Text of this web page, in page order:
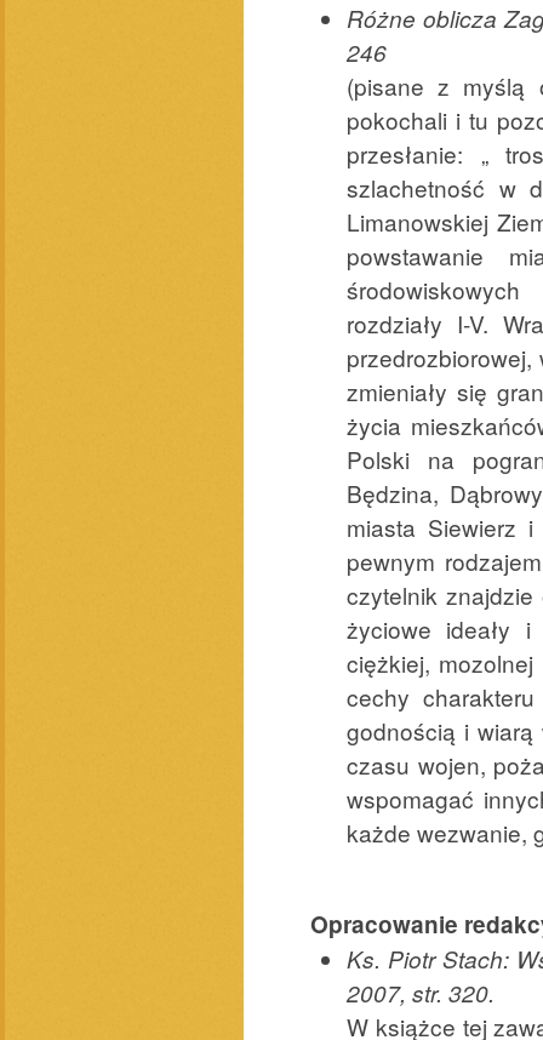
Różne oblicza
246
(pisane z myślą
pokochali i tu
przesłanie: „
szlachetność w
Limanowskiej
powstawanie
rozdziały I-V.
zmieniały się
życia
Polski na
Będzina,
miasta Siewierz
pewnym
czytelnik
życiowe ideały i
ciężkiej,
cechy
godnością i wiarą
czasu wojen,
wspomagać
każde wezwanie,
Opracowanie
Ks. Piotr Stach:
2007, str. 320.
W książce tej